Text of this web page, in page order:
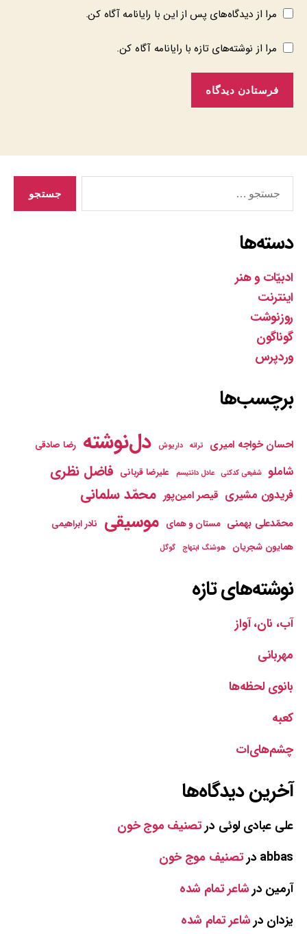
مرا از دیدگاه‌های پس از این با رایانامه آگاه کن.
مرا از نوشته‌های تازه با رایانامه آگاه کن.
دسته‌ها
ادبیّات و هنر
اینترنت
روزنوشت
گوناگون
وردپرس
برچسب‌ها
احسان خواجه امیری ترانه داریوش دل‌نوشته رضا صادقی
شاملو شفیعی کدکنی عادل دانتیسم علیرضا قربانی فاضل نظری
فریدون مشیری قیصر امین‌پور محمّد سلمانی
محمّدعلی بهمنی مستان و همای موسیقی نادر ابراهیمی
همایون شجریان
هوشنگ ابتهاج گوگل
نوشته‌های تازه
آب، نان، آواز
مهربانی
بانوی لحظه‌ها
کعبه
چشم‌های‌ات
آخرین دیدگاه‌ها
علی عبادی لوئی درتصنیف موج خون
abbas درتصنیف موج خون
آرمین درشاعر تمام شده
یزدان درشاعر تمام شده